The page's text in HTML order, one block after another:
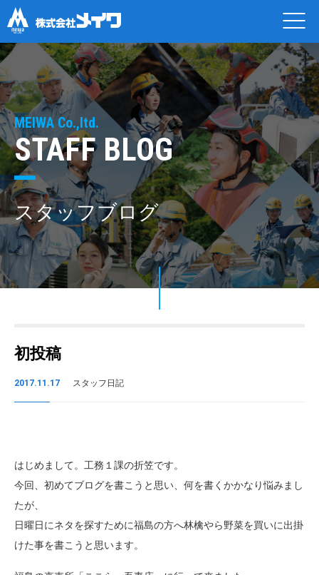
MEIWA Co.,ltd.
STAFF BLOG
スタッフブログ
初投稿
2017.11.17 スタッフ日記
はじめまして。工務１課の折笠です。
今回、初めてブログを書こうと思い、何を書くかかなり悩みまし
たが、
日曜日にネタを探すために福島の方へ林檎やら野菜を買いに出掛
けた事を書こうと思います。